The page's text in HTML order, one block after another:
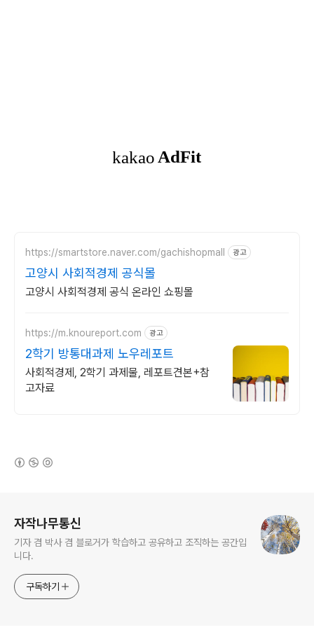
https://smartstore.naver.com/gachishopmall 광고
고양시 사회적경제 공식몰
고양시 사회적경제 공식 온라인 쇼핑몰
https://m.knoureport.com 광고
2학기 방통대과제 노우레포트
사회적경제, 2학기 과제물, 레포트견본+참
고자료
자작나무통신
기자 겸 박사 겸 블로거가 학습하고 공유하고 조직하는 공간입
니다.
구독하기